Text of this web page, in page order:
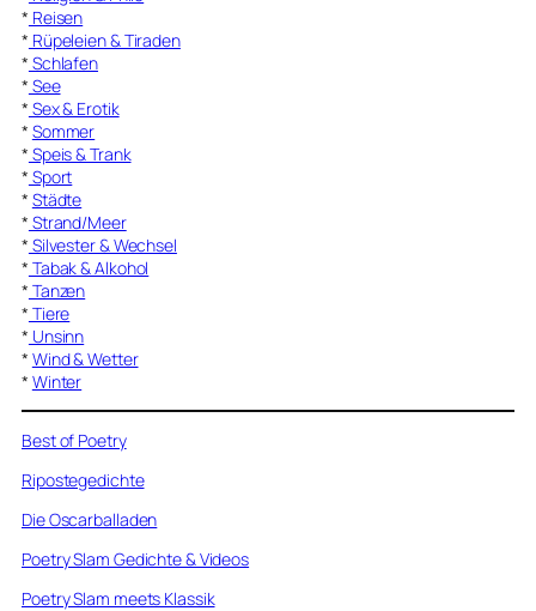
* Reisen
* Rüpeleien & Tiraden
* Schlafen
* See
* Sex & Erotik
* Sommer
* Speis & Trank
* Sport
* Städte
* Strand/Meer
* Silvester & Wechsel
* Tabak & Alkohol
* Tanzen
* Tiere
* Unsinn
* Wind & Wetter
* Winter
Best of Poetry
Ripostegedichte
Die Oscarballaden
Poetry Slam Gedichte & Videos
Poetry Slam meets Klassik